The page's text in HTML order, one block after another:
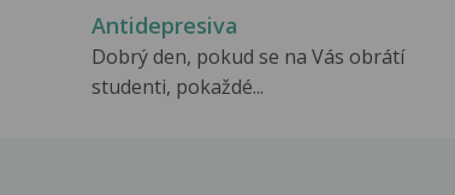
Antidepresiva
Dobrý den, pokud se na Vás obrátí
studenti, pokaždé...